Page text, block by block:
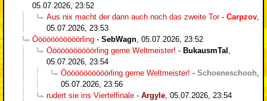
05.07.2026, 23:52
Aus nix macht der dann auch noch das zweite Tor- Carpzov,
05.07.2026, 23:53
Ööööööööööörling - SebWagn, 05.07.2026, 23:52
Ööööööööööörling gerne Weltmeister! - BukausmTal ,
05.07.2026, 23:54
Ööööööööööörling gerne Weltmeister! - Schoeneschooh,
05.07.2026, 23:56
rudert sie ins Viertelfinale - Argyle, 05.07.2026, 23:54